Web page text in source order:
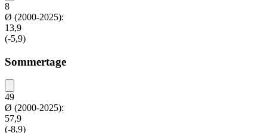
8
Ø (2000-2025):
13,9
(-5,9)
Sommertage
49
Ø (2000-2025):
57,9
(-8,9)